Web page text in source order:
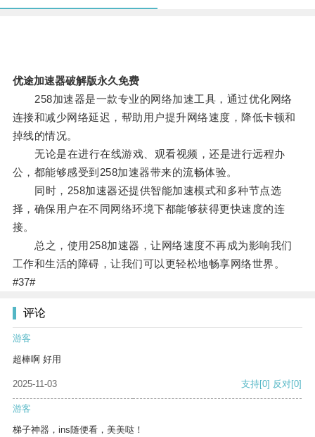
优途加速器破解版永久免费
258加速器是一款专业的网络加速工具，通过优化网络
连接和减少网络延迟，帮助用户提升网络速度，降低卡顿和
掉线的情况。
无论是在进行在线游戏、观看视频，还是进行远程办
公，都能够感受到258加速器带来的流畅体验。
同时，258加速器还提供智能加速模式和多种节点选
择，确保用户在不同网络环境下都能够获得更快速度的连
接。
总之，使用258加速器，让网络速度不再成为影响我们
工作和生活的障碍，让我们可以更轻松地畅享网络世界。
#37#
评论
游客
超棒啊 好用
2025-11-03 支持[0] 反对[0]
游客
梯子神器，ins随便看，美美哒！